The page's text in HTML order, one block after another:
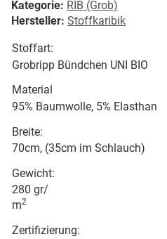
Kategorie: RIB (Grob)
Hersteller: Stoffkaribik
Stoffart:
Grobripp Bündchen UNI BIO
Material
95% Baumwolle, 5% Elasthan
Breite:
70cm, (35cm im Schlauch)
Gewicht:
280 gr/
m2
Zertifizierung: